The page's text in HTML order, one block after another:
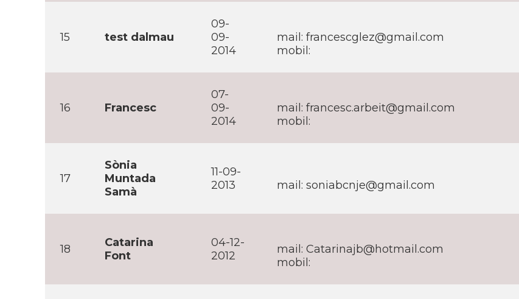
15 test dalmau
09-
09-
2014
mail: francescglez@gmail.com
mobil:
16 Francesc
07-
09-
2014
mail: francesc.arbeit@gmail.com
mobil:
17
Sònia
Muntada
Samà
11-09-
2013
mail: soniabcnje@gmail.com
18
Catarina
Font
04-12-
2012
mail: Catarinajb@hotmail.com
mobil: